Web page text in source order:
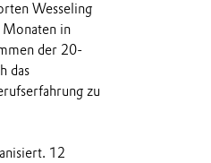
Wesseling
Monaten in
der 20-
das
zu
12